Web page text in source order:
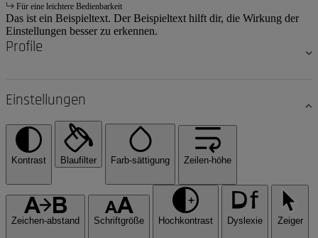
Für eine leichtere Bedienbarkeit
Das ist ein Beispieltext. Der Beispieltext hilft dir, die Wirkung der
Einstellungen besser zu erkennen.
Profile
Einstellungen
Kontrast Blaufilter Farb-sättigung Zeilen-höhe
Zeichen-abstand Schriftgröße Hochkontrast Dyslexie Zeiger